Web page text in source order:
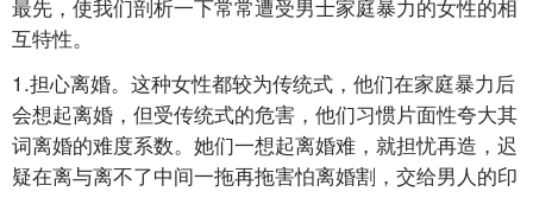
最先，使我们剖析一下常常遭受男士家庭暴力的女性的相
互特性。
1.担心离婚。这种女性都较为传统式，他们在家庭暴力后
会想起离婚，但受传统式的危害，他们习惯片面性夸大其
词离婚的难度系数。她们一想起离婚难，就担忧再造，迟
疑在离与离不了中间一拖再拖害怕离婚割，交给男人的印